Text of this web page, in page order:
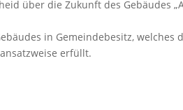
über die Zukunft des Gebäudes
in Gemeindebesitz, welches
erfüllt.